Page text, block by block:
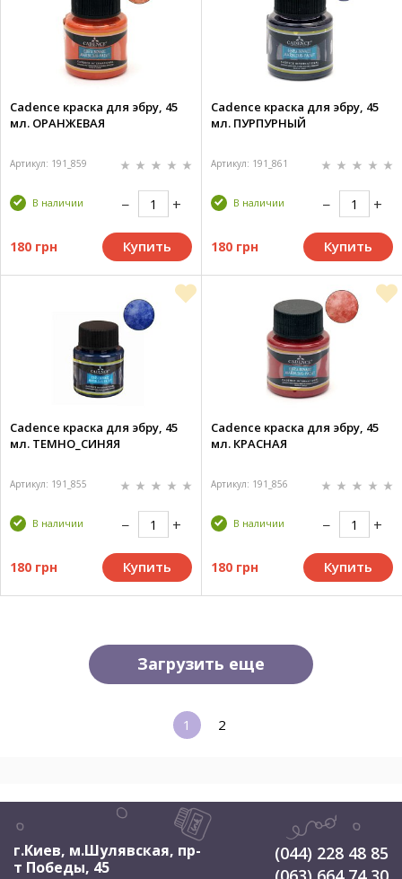
Cadence краска для эбру, 45
мл. ОРАНЖЕВАЯ
Артикул: 191_859
В наличии
180 грн Купить
Cadence краска для эбру, 45
мл. ПУРПУРНЫЙ
Артикул: 191_861
В наличии
180 грн Купить
Cadence краска для эбру, 45
мл. ТЕМНО_СИНЯЯ
Артикул: 191_855
В наличии
180 грн Купить
Cadence краска для эбру, 45
мл. КРАСНАЯ
Артикул: 191_856
В наличии
180 грн Купить
Загрузить еще
1 2
г.Киев, м.Шулявская, пр-
т Победы, 45
(044) 228 48 85